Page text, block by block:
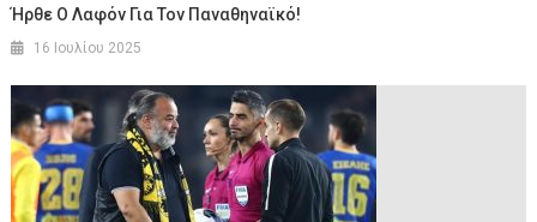
Ήρθε Ο Λαφόν Για Τον Παναθηναϊκό!
16 Ιουλίου 2025